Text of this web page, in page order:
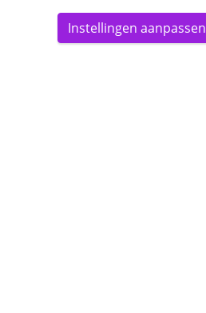
© 2026 Bebsy.nlInstellingen aanpassen